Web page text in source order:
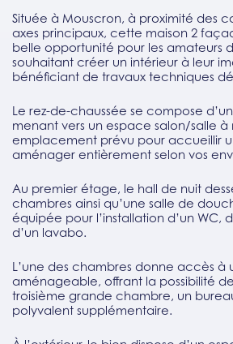
Située à Mouscron, à proximité des
axes principaux, cette maison 2
belle opportunité pour les amateurs
souhaitant créer un intérieur à leur
bénéficiant de travaux techniques
Le rez-de-chaussée se compose
menant vers un espace salon/salle à
emplacement prévu pour accueillir
aménager entièrement selon vos
Au premier étage, le hall de nuit
chambres ainsi qu’une salle de
équipée pour l’installation d’un WC,
d’un lavabo.
L’une des chambres donne accès à
aménageable, offrant la possibilité
troisième grande chambre, un
polyvalent supplémentaire.